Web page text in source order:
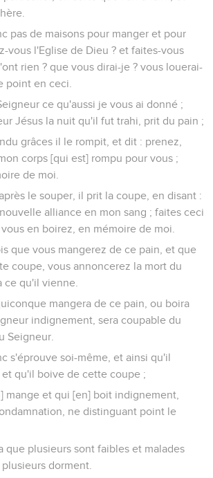
pas de maisons pour manger et pour
vous l'Eglise de Dieu ? et faites-vous
rien ? que vous dirai-je ? vous louerai-
point en ceci.
ce qu'aussi je vous ai donné ;
Jésus la nuit qu'il fut trahi, prit du pain ;
grâces il le rompit, et dit : prenez,
corps [qui est] rompu pour vous ;
de moi.
le souper, il prit la coupe, en disant :
alliance en mon sang ; faites ceci
en boirez, en mémoire de moi.
que vous mangerez de ce pain, et que
coupe, vous annoncerez la mort du
ce qu'il vienne.
mangera de ce pain, ou boira
indignement, sera coupable du
Seigneur.
s'éprouve soi-même, et ainsi qu'il
et qu'il boive de cette coupe ;
mange et qui [en] boit indignement,
ne distinguant point le
que plusieurs sont faibles et malades
dorment.